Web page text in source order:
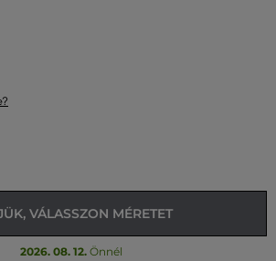
VÁLASSZON MÉRETET
2026. 08. 12. Önnél